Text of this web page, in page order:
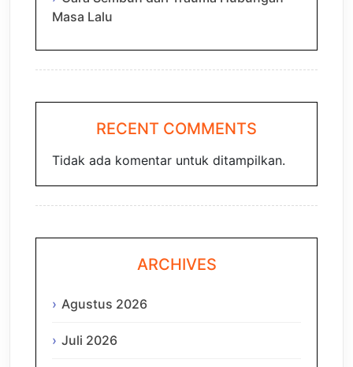
Masa Lalu
RECENT COMMENTS
Tidak ada komentar untuk ditampilkan.
ARCHIVES
Agustus 2026
Juli 2026